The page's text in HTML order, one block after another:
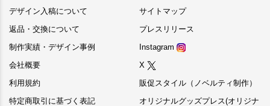
デザイン入稿について
返品・交換について
制作実績・デザイン事例
会社概要
利用規約
特定商取引に基づく表記
サイトマップ
プレスリリース
Instagram
X
販促スタイル（ノベルティ制作）
オリジナルグッズプレス(オリジナ